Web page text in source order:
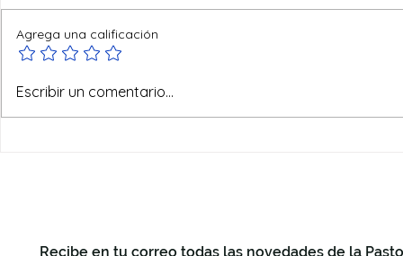
Ofertas de verano
Agrega una calificación
Escribir un comentario...
Recibe en tu correo todas las novedades de la